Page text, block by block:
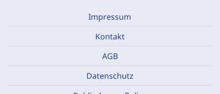
Impressum
Kontakt
AGB
Datenschutz